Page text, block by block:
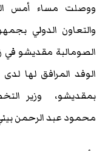
ووصلت مساء أمس
والتعاون الدولي
الصومالبة مقديشو في
الوفد المرافق لها
بمقديشو، وزير
محمود عبد الرحمن